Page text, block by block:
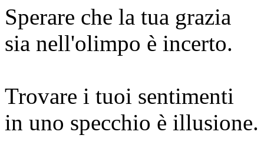
Sperare che la tua grazia
sia nell'olimpo è incerto.
Trovare i tuoi sentimenti
in uno specchio è illusione.